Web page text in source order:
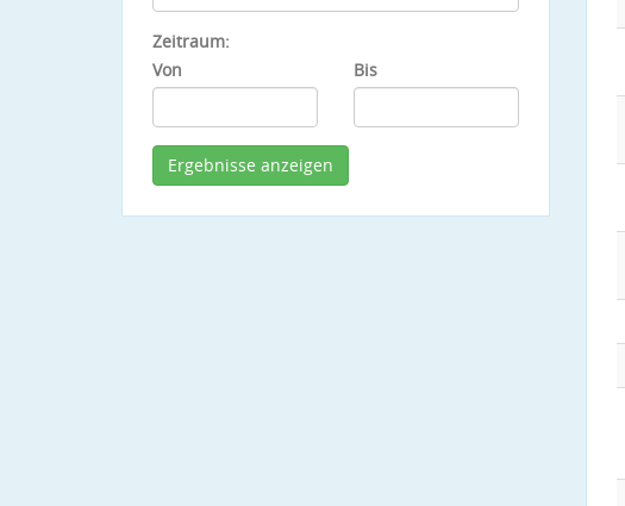
Zeitraum:
Von
Bis